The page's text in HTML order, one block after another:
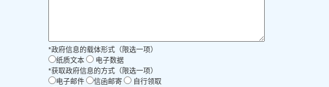
*政府信息的载体形式（限选一项）
纸质文本
电子数据
*获取政府信息的方式（限选一项）
电子邮件
信函邮寄
自行领取